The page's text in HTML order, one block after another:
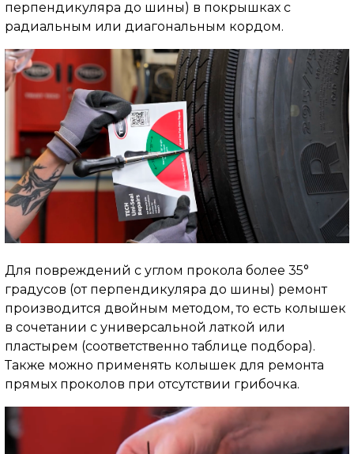
перпендикуляра до шины) в покрышках с
радиальным или диагональным кордом.
Для повреждений с углом прокола более 35°
градусов (от перпендикуляра до шины) ремонт
производится двойным методом, то есть колышек
в сочетании с универсальной латкой или
пластырем (соответственно таблице подбора).
Также можно применять колышек для ремонта
прямых проколов при отсутствии грибочка.